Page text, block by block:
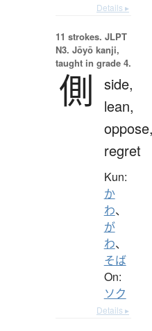
Details ▸
11 strokes. JLPT
N3. Jōyō kanji,
taught in grade 4.
側
side,
lean,
regret
Kun:
か
わ、
が
わ、
そば
On:
ソク
Details ▸